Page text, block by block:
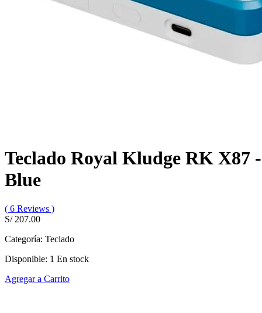
Teclado Royal Kludge RK X87
Blue
( 6 Reviews )
S/ 207.00
Categoría: Teclado
Disponible: 1 En stock
Agregar a Carrito